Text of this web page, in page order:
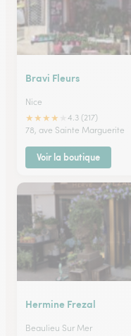
Bravi Fleurs
Nice
★★★★
4.3 (217)
78, ave Sainte Marguerite
Voir la boutique
Hermine Frezal
Beaulieu Sur Mer